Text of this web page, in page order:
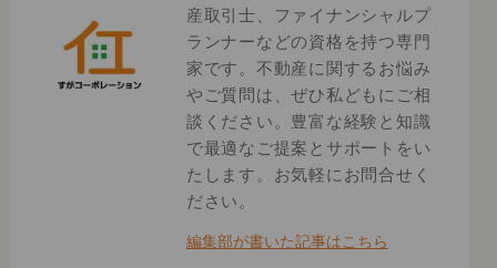
産取引士、ファイナンシャルプ
ランナーなどの資格を持つ専門
家です。不動産に関するお悩み
やご質問は、ぜひ私どもにご相
談ください。豊富な経験と知識
で最適なご提案とサポートをい
たします。お気軽にお問合せく
ださい。
編集部が書いた記事はこちら